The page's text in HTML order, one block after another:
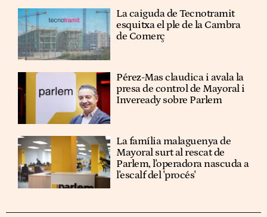
La caiguda de Tecnotramit
esquitxa el ple de la Cambra
de Comerç
Pérez-Mas claudica i avala la
presa de control de Mayoral i
Inveready sobre Parlem
La família malaguenya de
Mayoral surt al rescat de
Parlem, l'operadora nascuda a
l'escalf del 'procés'